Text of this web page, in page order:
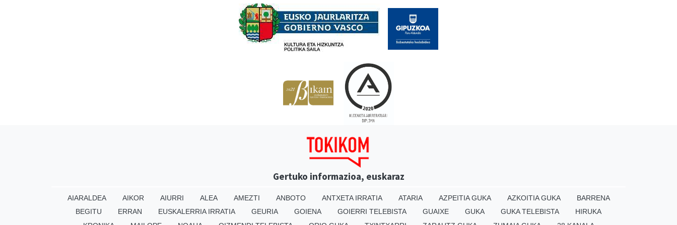
Gertuko informazioa, euskaraz
AIARALDEA AIKOR AIURRI ALEA AMEZTI ANBOTO ANTXETA IRRATIA ATARIA AZPEITIA GUKA AZKOITIA GUKA
BARRENA
BEGITU
ERRAN EUSKALERRIA IRRATIA GEURIA GOIENA GOIERRI TELEBISTA GUAIXE GUKA GUKA TELEBISTA
HIRUKA